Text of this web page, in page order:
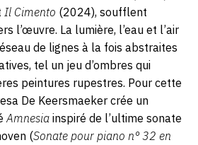
Il Cimento (2024), soufflent
l’œuvre. La lumière, l’eau et l’air
de lignes à la fois abstraites
tel un jeu d’ombres qui
peintures rupestres. Pour cette
De Keersmaeker crée un
Amnesia inspiré de l’ultime sonate
(Sonate pour piano n° 32 en